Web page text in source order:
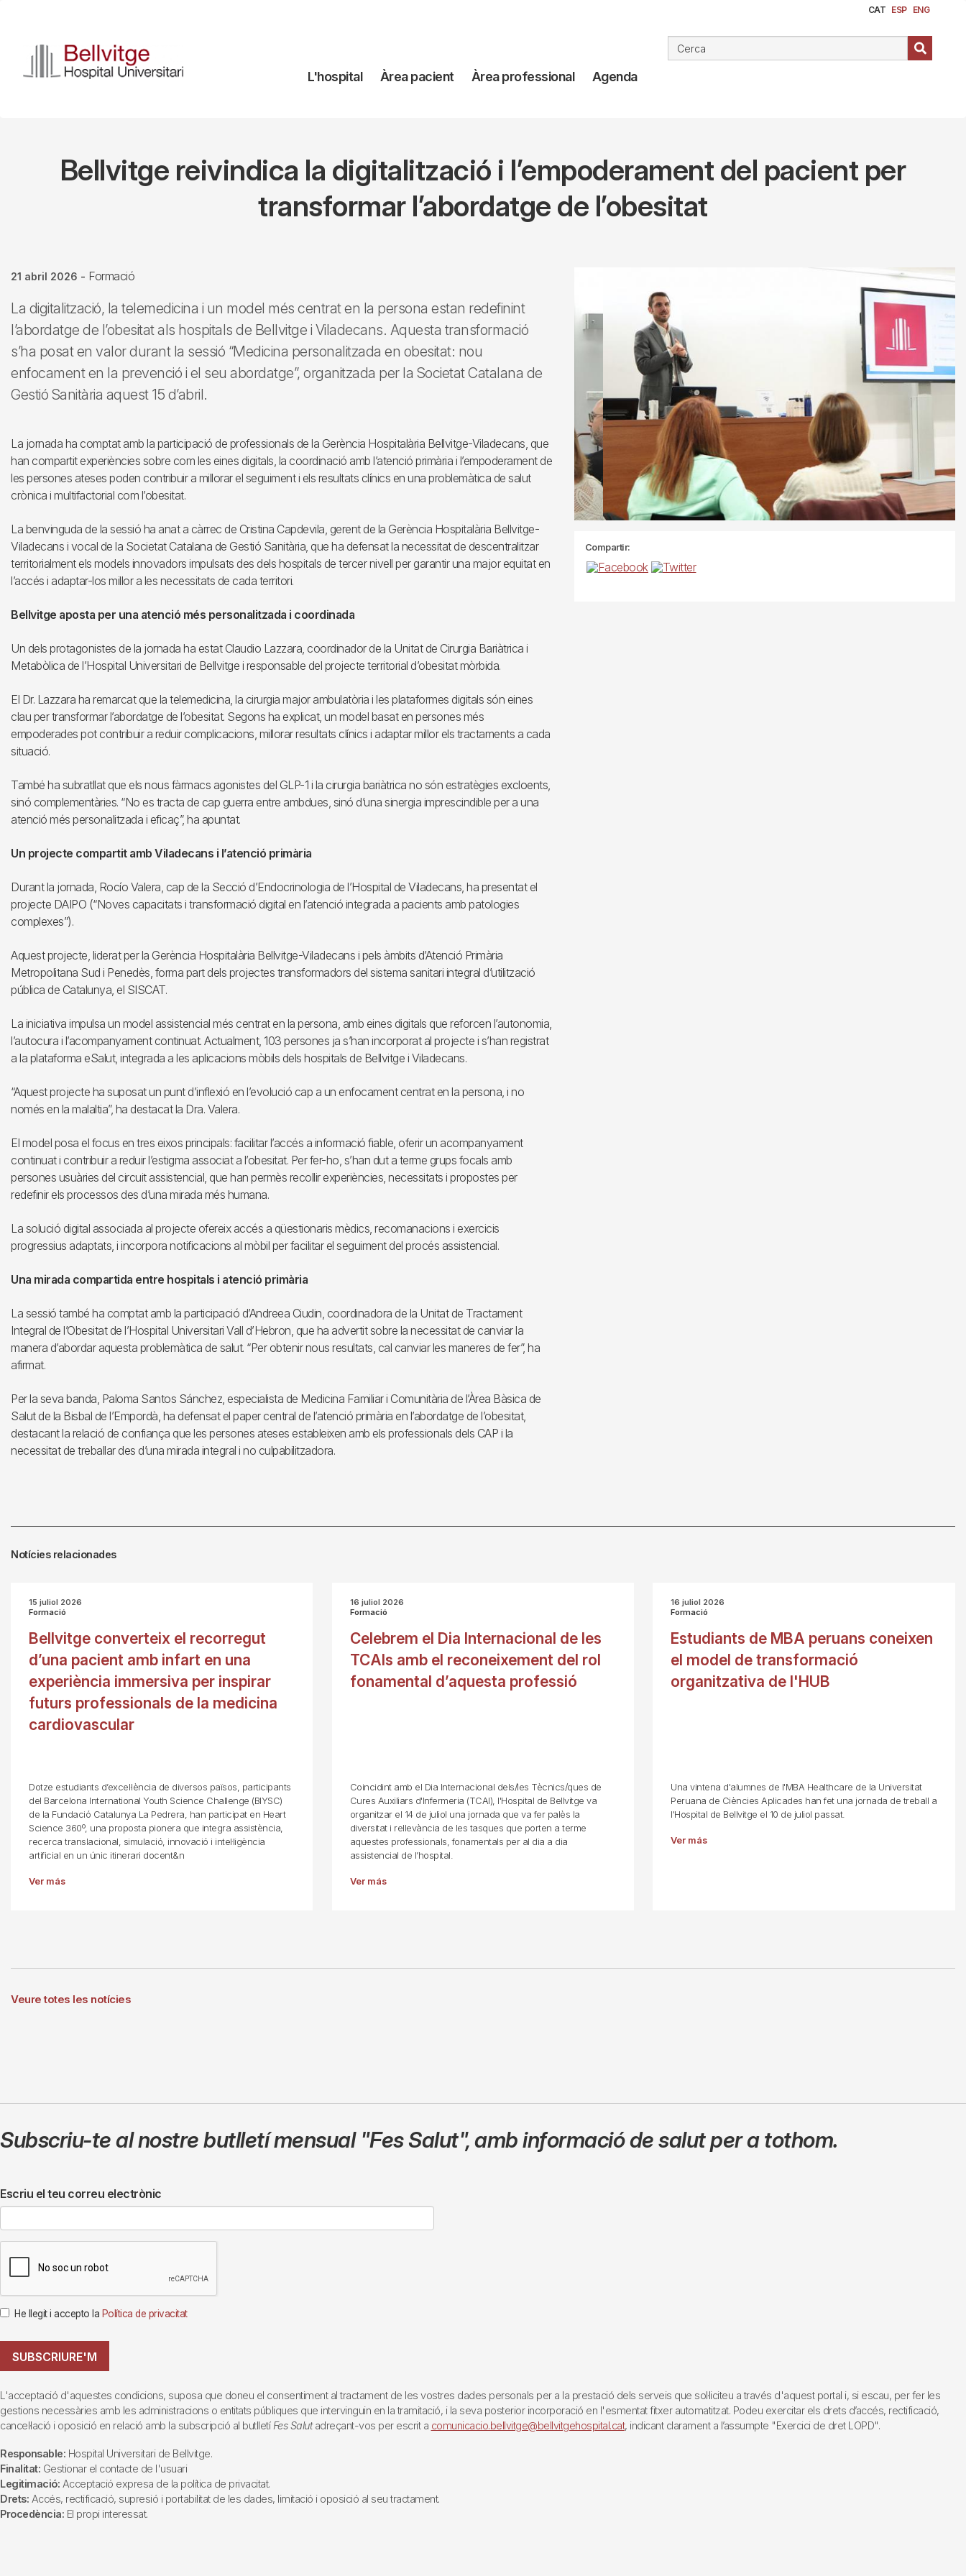
contingut
CAT ESP ENG
Navegación
L'hospital Àrea pacient Àrea professional Agenda
Bellvitge reivindica la digitalització i l’empoderament del pacient per
transformar l’abordatge de l’obesitat
21 abril 2026 - Formació
La digitalització, la telemedicina i un model més centrat en la persona estan redefinint
l’abordatge de l’obesitat als hospitals de Bellvitge i Viladecans. Aquesta transformació
s’ha posat en valor durant la sessió “Medicina personalitzada en obesitat: nou
enfocament en la prevenció i el seu abordatge”, organitzada per la Societat Catalana de
Gestió Sanitària aquest 15 d’abril.
La jornada ha comptat amb la participació de professionals de la Gerència Hospitalària Bellvitge-Viladecans, que
han compartit experiències sobre com les eines digitals, la coordinació amb l’atenció primària i l’empoderament de
les persones ateses poden contribuir a millorar el seguiment i els resultats clínics en una problemàtica de salut
crònica i multifactorial com l’obesitat.
La benvinguda de la sessió ha anat a càrrec de Cristina Capdevila, gerent de la Gerència Hospitalària Bellvitge-
Viladecans i vocal de la Societat Catalana de Gestió Sanitària, que ha defensat la necessitat de descentralitzar
territorialment els models innovadors impulsats des dels hospitals de tercer nivell per garantir una major equitat en
l’accés i adaptar-los millor a les necessitats de cada territori.
Bellvitge aposta per una atenció més personalitzada i coordinada
Un dels protagonistes de la jornada ha estat Claudio Lazzara, coordinador de la Unitat de Cirurgia Bariàtrica i
Metabòlica de l’Hospital Universitari de Bellvitge i responsable del projecte territorial d’obesitat mòrbida.
El Dr. Lazzara ha remarcat que la telemedicina, la cirurgia major ambulatòria i les plataformes digitals són eines
clau per transformar l’abordatge de l’obesitat. Segons ha explicat, un model basat en persones més
empoderades pot contribuir a reduir complicacions, millorar resultats clínics i adaptar millor els tractaments a cada
situació.
També ha subratllat que els nous fàrmacs agonistes del GLP-1 i la cirurgia bariàtrica no són estratègies excloents,
sinó complementàries. “No es tracta de cap guerra entre ambdues, sinó d’una sinergia imprescindible per a una
atenció més personalitzada i eficaç”, ha apuntat.
Un projecte compartit amb Viladecans i l’atenció primària
Durant la jornada, Rocío Valera, cap de la Secció d’Endocrinologia de l’Hospital de Viladecans, ha presentat el
projecte DAIPO (“Noves capacitats i transformació digital en l’atenció integrada a pacients amb patologies
complexes”).
Aquest projecte, liderat per la Gerència Hospitalària Bellvitge-Viladecans i pels àmbits d’Atenció Primària
Metropolitana Sud i Penedès, forma part dels projectes transformadors del sistema sanitari integral d’utilització
pública de Catalunya, el SISCAT.
La iniciativa impulsa un model assistencial més centrat en la persona, amb eines digitals que reforcen l’autonomia,
l’autocura i l’acompanyament continuat. Actualment, 103 persones ja s’han incorporat al projecte i s’han registrat
a la plataforma eSalut, integrada a les aplicacions mòbils dels hospitals de Bellvitge i Viladecans.
“Aquest projecte ha suposat un punt d’inflexió en l’evolució cap a un enfocament centrat en la persona, i no
només en la malaltia”, ha destacat la Dra. Valera.
El model posa el focus en tres eixos principals: facilitar l’accés a informació fiable, oferir un acompanyament
continuat i contribuir a reduir l’estigma associat a l’obesitat. Per fer-ho, s’han dut a terme grups focals amb
persones usuàries del circuit assistencial, que han permès recollir experiències, necessitats i propostes per
redefinir els processos des d’una mirada més humana.
La solució digital associada al projecte ofereix accés a qüestionaris mèdics, recomanacions i exercicis
progressius adaptats, i incorpora notificacions al mòbil per facilitar el seguiment del procés assistencial.
Una mirada compartida entre hospitals i atenció primària
La sessió també ha comptat amb la participació d’Andreea Ciudin, coordinadora de la Unitat de Tractament
Integral de l’Obesitat de l’Hospital Universitari Vall d’Hebron, que ha advertit sobre la necessitat de canviar la
manera d’abordar aquesta problemàtica de salut. “Per obtenir nous resultats, cal canviar les maneres de fer”, ha
afirmat.
Per la seva banda, Paloma Santos Sánchez, especialista de Medicina Familiar i Comunitària de l’Àrea Bàsica de
Salut de la Bisbal de l’Empordà, ha defensat el paper central de l’atenció primària en l’abordatge de l’obesitat,
destacant la relació de confiança que les persones ateses estableixen amb els professionals dels CAP i la
necessitat de treballar des d’una mirada integral i no culpabilitzadora.
Compartir:
Notícies relacionades
15 juliol 2026
Formació
Bellvitge converteix el recorregut
d’una pacient amb infart en una
experiència immersiva per inspirar
futurs professionals de la medicina
cardiovascular
Dotze estudiants d’excel·lència de diversos països, participants
del Barcelona International Youth Science Challenge (BIYSC)
de la Fundació Catalunya La Pedrera, han participat en Heart
Science 360º, una proposta pionera que integra assistència,
recerca translacional, simulació, innovació i intel·ligència
artificial en un únic itinerari docent&n
Ver más
16 juliol 2026
Formació
Celebrem el Dia Internacional de les
TCAIs amb el reconeixement del rol
fonamental d’aquesta professió
Coincidint amb el Dia Internacional dels/les Tècnics/ques de
Cures Auxiliars d'Infermeria (TCAI), l'Hospital de Bellvitge va
organitzar el 14 de juliol una jornada que va fer palès la
diversitat i rellevància de les tasques que porten a terme
aquestes professionals, fonamentals per al dia a dia
assistencial de l’hospital.
Ver más
16 juliol 2026
Formació
Estudiants de MBA peruans coneixen
el model de transformació
organitzativa de l'HUB
Una vintena d'alumnes de l'MBA Healthcare de la Universitat
Peruana de Ciències Aplicades han fet una jornada de treball a
l'Hospital de Bellvitge el 10 de juliol passat.
Ver más
Veure totes les notícies
Subscriu-te al nostre butlletí mensual "Fes Salut",amb informació de salut per a tothom.
Escriu el teu correu electrònic
He llegit i accepto la Política de privacitat
SUBSCRIURE'M
L'acceptació d'aquestes condicions, suposa que doneu el consentiment al tractament de les vostres dades personals per a la prestació dels serveis que sol·liciteu a través d'aquest portal i, si escau, per fer les
gestions necessàries amb les administracions o entitats públiques que intervinguin en la tramitació, i la seva posterior incorporació en l'esmentat fitxer automatitzat. Podeu exercitar els drets d’accés, rectificació,
cancel·lació i oposició en relació amb la subscripció al butlletí Fes Salutadreçant-vos per escrit a comunicacio.bellvitge@bellvitgehospital.cat, indicant clarament a l’assumpte "Exercici de dret LOPD".
Responsable: Hospital Universitari de Bellvitge.
Finalitat: Gestionar el contacte de l'usuari
Legitimació: Acceptació expresa de la política de privacitat.
Drets: Accés, rectificació, supresió i portabilitat de les dades, limitació i oposició al seu tractament.
Procedència: El propi interessat.